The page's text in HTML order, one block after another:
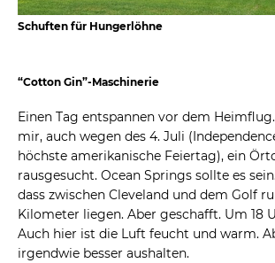
Schuften für Hungerlöhne
“Cotton Gin”-Maschinerie
Einen Tag entspannen vor dem
mir, auch wegen des 4. Juli
höchste amerikanische Feiertag), ein
rausgesucht. Ocean Springs sollte es
dass zwischen Cleveland und dem Golf
Kilometer liegen. Aber geschafft. Um 18
Auch hier ist die Luft feucht und warm.
irgendwie besser aushalten.